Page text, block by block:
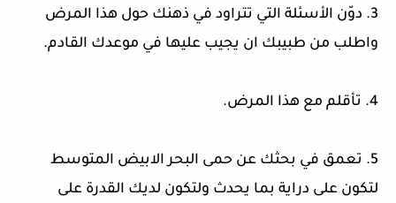
3. دوّن الأسئلة التي تتراود في ذهنك حول هذا المرض
واطلب من طبيبك ان يجيب عليها في موعدك القادم.
4. تأقلم مع هذا المرض.
5. تعمق في بحثك عن حمى البحر الابيض المتوسط
لتكون على دراية بما يحدث ولتكون لديك القدرة على